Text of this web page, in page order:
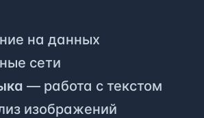
на данных
сети
— работа с текстом
изображений